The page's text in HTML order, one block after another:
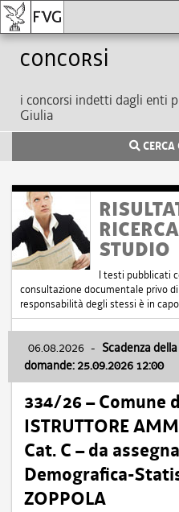
Concorsi
i concorsi indetti dagli enti
Giulia
CERCA
STUDIO
I testi pubblicati
consultazione documentale privo
responsabilità degli stessi è in
06.08.2026 - Scadenza
domande: 25.09.2026 12:00
334/26 – Comune
ISTRUTTORE
Cat. C – da
Demografica-
ZOPPOLA